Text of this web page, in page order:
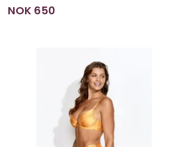
NOK 650